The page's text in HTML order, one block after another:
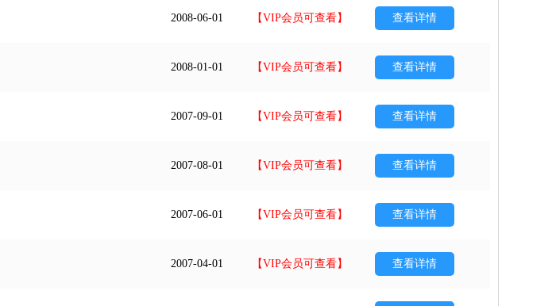
2008-06-01 【VIP会员可查看】 查看详情
2008-01-01 【VIP会员可查看】 查看详情
2007-09-01 【VIP会员可查看】 查看详情
2007-08-01 【VIP会员可查看】 查看详情
2007-06-01 【VIP会员可查看】 查看详情
2007-04-01 【VIP会员可查看】 查看详情